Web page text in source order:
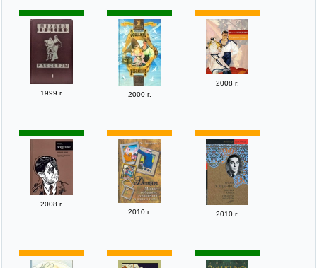
1999 г. 2000 г.
2008 г.
2008 г.
2010 г.
2010 г.